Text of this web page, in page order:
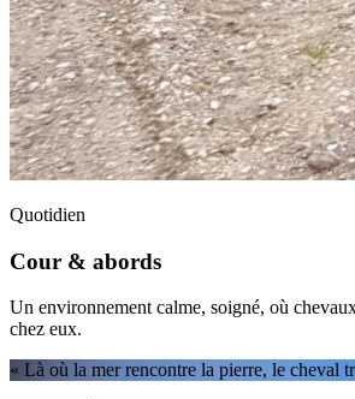
Quotidien
Cour & abords
Un environnement calme, soigné, où
chez eux.
« Là où la mer rencontre la pierre, le cheval